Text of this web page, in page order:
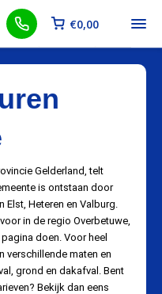
€0,00
Gelderland, telt
is ontstaan door
Elst, Heteren en Valburg.
in de regio Overbetuwe,
doen. Voor heel
verschillende maten en
grond en dakafval. Bent
Bekijk dan eens